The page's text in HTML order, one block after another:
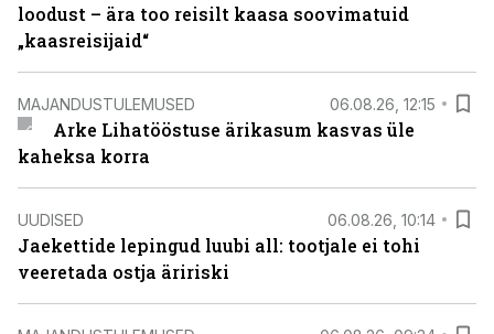
loodust – ära too reisilt kaasa soovimatuid
„kaasreisijaid“
MAJANDUSTULEMUSED 06.08.26, 12:15
Arke Lihatööstuse ärikasum kasvas üle
kaheksa korra
UUDISED 06.08.26, 10:14
Jaekettide lepingud luubi all: tootjale ei tohi
veeretada ostja äririski